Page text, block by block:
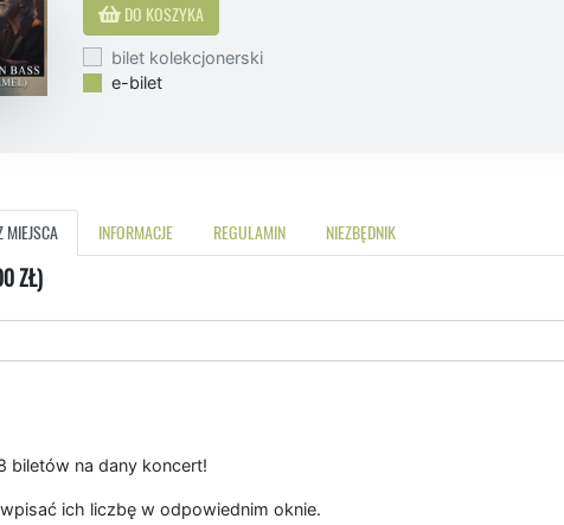
DO KOSZYKA
bilet kolekcjonerski
e-bilet
MIEJSCA INFORMACJE REGULAMIN NIEZBĘDNIK
ZŁ)
biletów na dany koncert!
ich liczbę w odpowiednim oknie.